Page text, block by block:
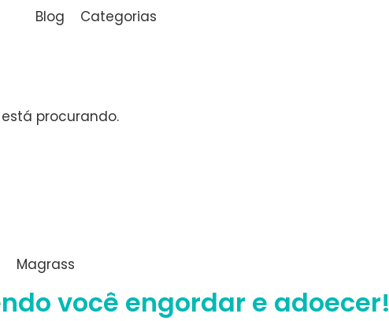
Blog Categorias
Magrass
você engordar e adoecer!
procurando.